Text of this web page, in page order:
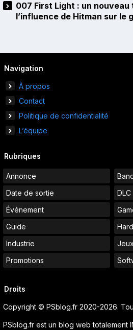
007 First Light : un
l’influence de Hitman sur le
Navigation
À propos
Contact
Politique de confidentialité
L’équipe
Rubriques
Annonce
Date de sortie
DLC
Événement
Guide
Industrie
Promotions
Droits
Copyright © PSblog.fr 2020-2026.
PSblog.fr est un blog web totalement